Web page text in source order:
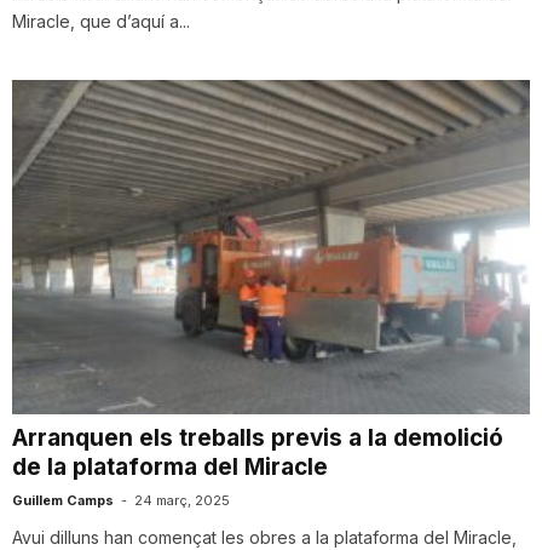
g
n
Miracle, que d’aquí a...
Arranquen els treballs previs a la demolició
de la plataforma del Miracle
Guillem Camps - 24 març, 2025
Avui dilluns han començat les obres a la plataforma del Miracle,